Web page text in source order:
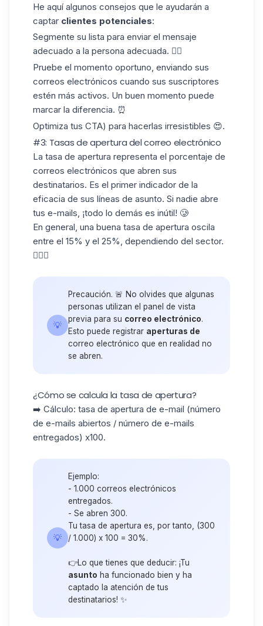
He aquí algunos consejos que le ayudarán a
captar clientes potenciales:
Segmente su lista para enviar el mensaje
adecuado a la persona adecuada. 🧍‍♀️
Pruebe el momento oportuno, enviando sus
correos electrónicos cuando sus suscriptores
estén más activos. Un buen momento puede
marcar la diferencia. ⏰
Optimiza tus CTA) para hacerlas irresistibles 😍.
#3: Tasas de apertura del correo electrónico
La tasa de apertura representa el porcentaje de
correos electrónicos que abren sus
destinatarios. Es el primer indicador de la
eficacia de sus líneas de asunto. Si nadie abre
tus e-mails, ¡todo lo demás es inútil! 🥲
En general, una buena tasa de apertura oscila
entre el 15% y el 25%, dependiendo del sector.
👷🏻‍♀️
💡
Precaución. 🚨 No olvides que algunas
personas utilizan el panel de vista
previa para su correo electrónico.
Esto puede registrar aperturas de
correo electrónico que en realidad no
se abren.
¿Cómo se calcula la tasa de apertura?
➡️ Cálculo: tasa de apertura de e-mail (número
de e-mails abiertos / número de e-mails
entregados) x100.
💡
Ejemplo:
- 1.000 correos electrónicos
entregados.
- Se abren 300.
Tu tasa de apertura es, por tanto, (300
/ 1.000) x 100 = 30%.
👉Lo que tienes que deducir: ¡Tu
asunto ha funcionado bien y ha
captado la atención de tus
destinatarios! ✨